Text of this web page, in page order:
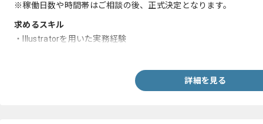
※稼働日数や時間帯はご相談の後、正式決定となります。
求めるスキル
・Illustratorを用いた実務経験
詳細を見る